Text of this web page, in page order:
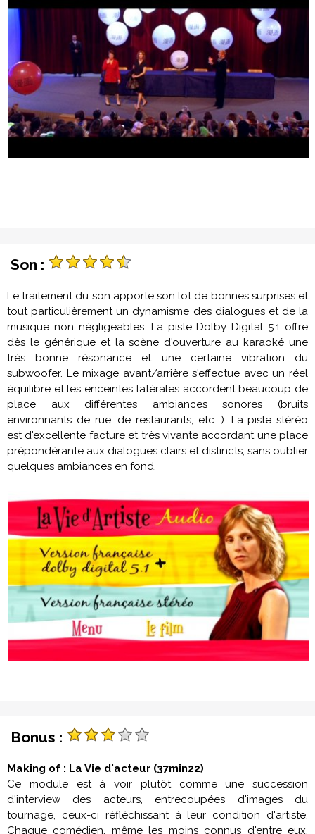
Son :
Le traitement du son apporte son lot de bonnes surprises et
tout particulièrement un dynamisme des dialogues et de la
musique non négligeables. La piste Dolby Digital 5.1 offre
dès le générique et la scène d'ouverture au karaoké une
très bonne résonance et une certaine vibration du
subwoofer. Le mixage avant/arrière s'effectue avec un réel
équilibre et les enceintes latérales accordent beaucoup de
place aux différentes ambiances sonores (bruits
environnants de rue, de restaurants, etc...). La piste stéréo
est d'excellente facture et très vivante accordant une place
prépondérante aux dialogues clairs et distincts, sans oublier
quelques ambiances en fond.
Bonus :
Making of : La Vie d'acteur (37min22)
Ce module est à voir plutôt comme une succession
d'interview des acteurs, entrecoupées d'images du
tournage, ceux-ci réfléchissant à leur condition d'artiste.
Chaque comédien, même les moins connus d'entre eux,